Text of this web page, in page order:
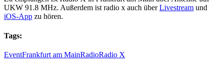
UKW 91.8 MHz. Außerdem ist radio x auch überLivestream und
iOS-App zu hören.
Tags:
EventFrankfurt am MainRadioRadio X